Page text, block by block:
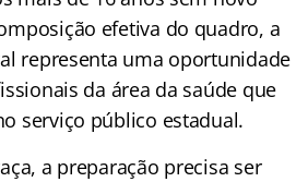
efetiva do quadro, a
representa uma oportunidade
da área da saúde que
serviço público estadual.
a preparação precisa ser